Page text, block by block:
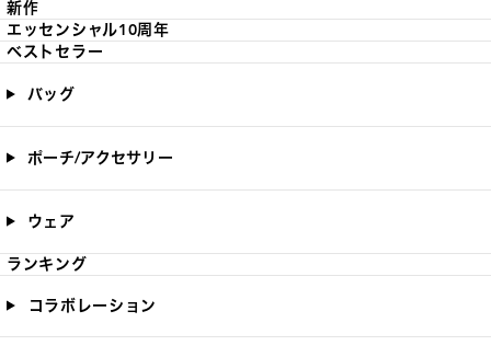
新作
エッセンシャル10周年
ベストセラー
バッグ
ポーチ/アクセサリー
ウェア
ランキング
コラボレーション